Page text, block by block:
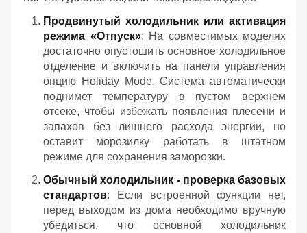
Продвинутый холодильник или активация
режима «Отпуск»: На совместимых моделях
достаточно опустошить основное холодильное
отделение и включить на панели управления
опцию Holiday Mode. Система автоматически
поднимет температуру в пустом верхнем
отсеке, чтобы избежать появления плесени и
запахов без лишнего расхода энергии, но
оставит морозилку работать в штатном
режиме для сохранения заморозки.
Обычный холодильник - проверка базовых
стандартов: Если встроенной функции нет,
перед выходом из дома необходимо вручную
убедиться, что основной холодильник